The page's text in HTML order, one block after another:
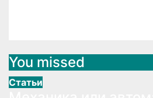
You missed
Статьи